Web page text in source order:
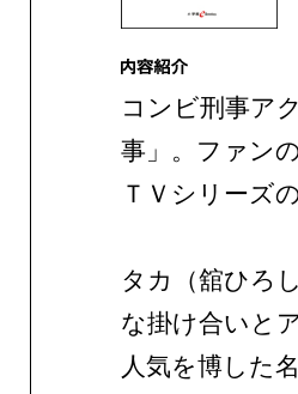
コンビ刑事ア
事」。ファン
ＴＶシリーズ
タカ（舘ひろ
な掛け合いと
人気を博した